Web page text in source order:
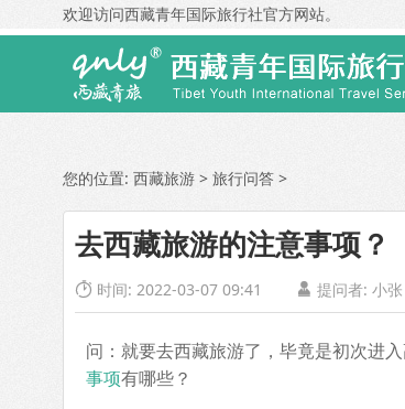
欢迎访问西藏青年国际旅行社官方网站。
您的位置: 西藏旅游 > 旅行问答 >
去西藏旅游的注意事项？
 时间: 2022-03-07 09:41  提问者: 小张
问：就要去西藏旅游了，毕竟是初次进
事项有哪些？